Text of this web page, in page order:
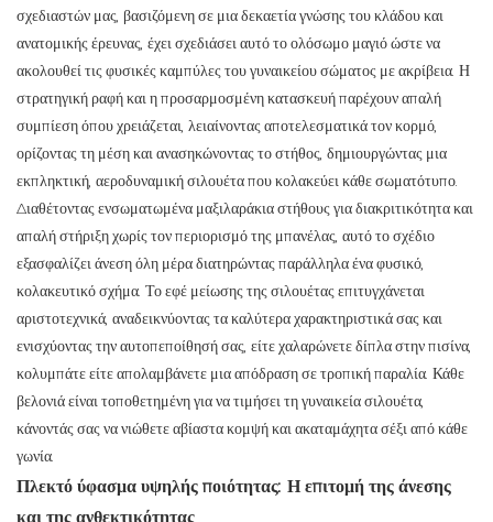
σχεδιαστών μας, βασιζόμενη σε μια δεκαετία γνώσης του κλάδου και
ανατομικής έρευνας, έχει σχεδιάσει αυτό το ολόσωμο μαγιό ώστε να
ακολουθεί τις φυσικές καμπύλες του γυναικείου σώματος με ακρίβεια. Η
στρατηγική ραφή και η προσαρμοσμένη κατασκευή παρέχουν απαλή
συμπίεση όπου χρειάζεται, λειαίνοντας αποτελεσματικά τον κορμό,
ορίζοντας τη μέση και ανασηκώνοντας το στήθος, δημιουργώντας μια
εκπληκτική, αεροδυναμική σιλουέτα που κολακεύει κάθε σωματότυπο.
Διαθέτοντας ενσωματωμένα μαξιλαράκια στήθους για διακριτικότητα και
απαλή στήριξη χωρίς τον περιορισμό της μπανέλας, αυτό το σχέδιο
εξασφαλίζει άνεση όλη μέρα διατηρώντας παράλληλα ένα φυσικό,
κολακευτικό σχήμα. Το εφέ μείωσης της σιλουέτας επιτυγχάνεται
αριστοτεχνικά, αναδεικνύοντας τα καλύτερα χαρακτηριστικά σας και
ενισχύοντας την αυτοπεποίθησή σας, είτε χαλαρώνετε δίπλα στην πισίνα,
κολυμπάτε είτε απολαμβάνετε μια απόδραση σε τροπική παραλία. Κάθε
βελονιά είναι τοποθετημένη για να τιμήσει τη γυναικεία σιλουέτα,
κάνοντάς σας να νιώθετε αβίαστα κομψή και ακαταμάχητα σέξι από κάθε
γωνία.
Πλεκτό ύφασμα υψηλής ποιότητας: Η επιτομή της άνεσης
και της ανθεκτικότητας